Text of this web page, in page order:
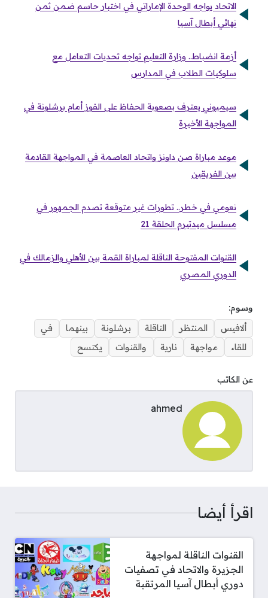
الاتحاد يواجه الوحدة الإماراتي في اختبار حاسم ضمن ثمن
نهائي أبطال آسيا
أزمة انضباط.. وزارة التعليم تواجه تحديات التعامل مع
سلوكيات الطلاب في المدارس
سيميوني يعترف بصعوبة الحفاظ على الفوز أمام برشلونة في
المواجهة الأخيرة
موعد مباراة صن داونز واتحاد العاصمة في المواجهة القادمة
بين الفريقين
نعومي في خطر.. تطورات غير متوقعة تصدم الجمهور في
مسلسل ميدتيرم الحلقة 21
القنوات المفتوحة الناقلة لمباراة القمة بين الأهلي والزمالك في
الدوري المصري
وسوم:
ألافيس
المنتظر الناقلة برشلونة بينهما
في
للقاء
مواجهة نارية والقنوات يكتسح
عن الكاتب
ahmed
اقرأ أيضا
القنوات الناقلة لمواجهة
الجزيرة والاتحاد في تصفيات
دوري أبطال آسيا المرتقبة